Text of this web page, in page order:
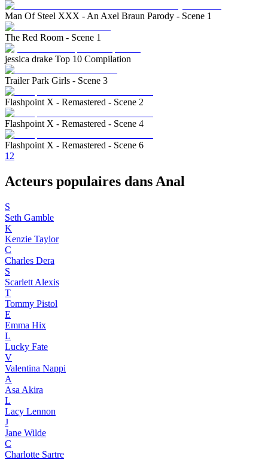
Man Of Steel XXX - An Axel Braun Parody - Scene 1
The Red Room - Scene 1
jessica drake Top 10 Compilation
Trailer Park Girls - Scene 3
Flashpoint X - Remastered - Scene 2
Flashpoint X - Remastered - Scene 4
Flashpoint X - Remastered - Scene 6
1 2
Acteurs populaires dans Anal
S
Seth Gamble
K
Kenzie Taylor
C
Charles Dera
S
Scarlett Alexis
T
Tommy Pistol
E
Emma Hix
L
Lucky Fate
V
Valentina Nappi
A
Asa Akira
L
Lacy Lennon
J
Jane Wilde
C
Charlotte Sartre